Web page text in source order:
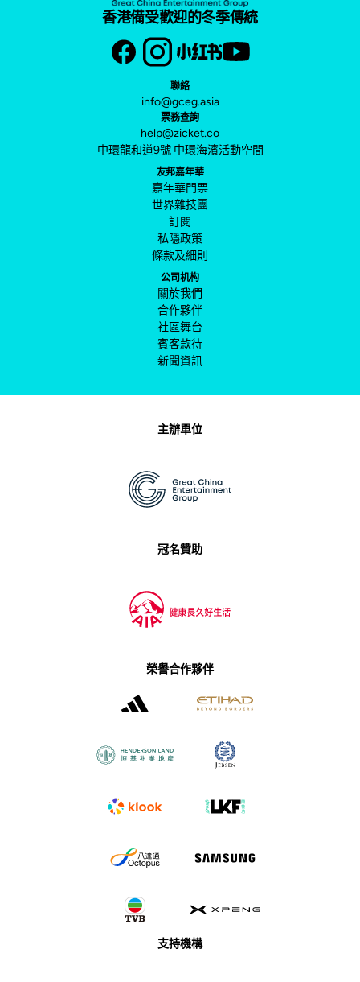
香港備受歡迎的冬季傳統
聯絡
info@gceg.asia
票務查詢
help@zicket.co
中環龍和道9號 中環海濱活動空間
友邦嘉年華
嘉年華門票
世界雜技團
訂閱
私隱政策
條款及細則
公司机构
關於我們
合作夥伴
社區舞台
賓客款待
新聞資訊
主辦單位
冠名贊助
榮譽合作夥伴
支持機構